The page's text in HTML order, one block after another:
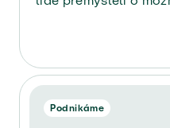
Podnikáme